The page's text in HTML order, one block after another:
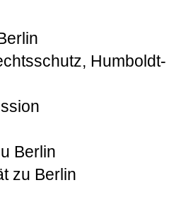
Humboldt-
Berlin
zu Berlin